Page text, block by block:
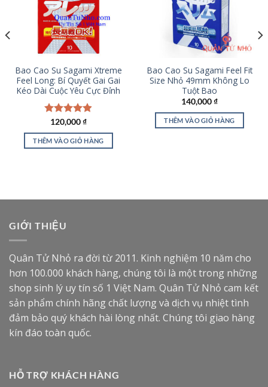
Bao Cao Su Sagami Xtreme
Feel Long: Bí Quyết Gai Gai
Kéo Dài Cuộc Yêu Cực Đỉnh
Được xếp
hạng4.88
5 sao
120,000₫
THÊM VÀO GIỎ HÀNG
Bao Cao Su Sagami Feel Fit
Size Nhỏ 49mm Không Lo
Tuột Bao
140,000₫
THÊM VÀO GIỎ HÀNG
GIỚI THIỆU
Quân Tử Nhỏ ra đời từ 2011. Kinh nghiệm 10 năm cho
hơn 100.000 khách hàng, chúng tôi là một trong những
shop sinh lý uy tín số 1 Việt Nam. Quân Tử Nhỏ cam kết
sản phẩm chính hãng chất lượng và dịch vụ nhiệt tình
đảm bảo quý khách hài lòng nhất. Chúng tôi giao hàng
kín đáo toàn quốc.
HỖ TRỢ KHÁCH HÀNG